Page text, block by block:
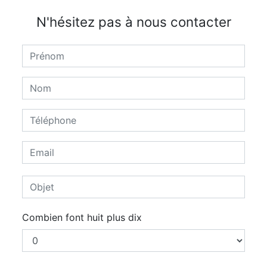
N'hésitez pas à nous contacter
Combien font huit plus dix